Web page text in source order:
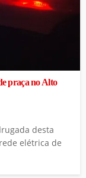
praça no Alto
desta
elétrica de